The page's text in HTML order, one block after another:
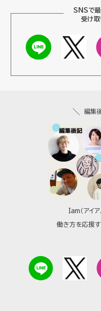
SNSで最
受け取
Iam（アイ
働き方を応援す
編集